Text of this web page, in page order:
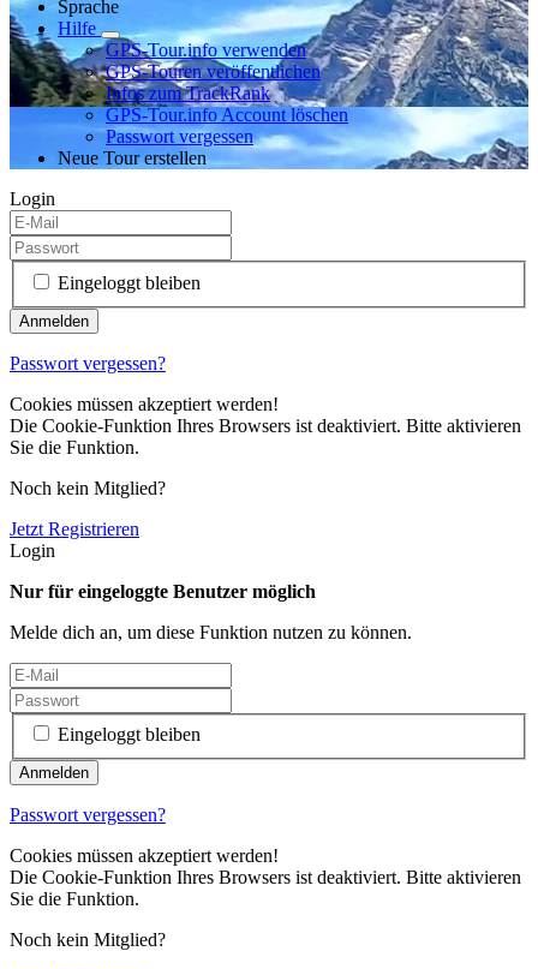
Sprache
Hilfe
GPS-Tour.info verwenden
GPS-Touren veröffentlichen
Infos zum TrackRank
GPS-Tour.info Account löschen
Passwort vergessen
Neue Tour erstellen
Login
Eingeloggt bleiben
Passwort vergessen?
Cookies müssen akzeptiert werden!
Die Cookie-Funktion Ihres Browsers ist deaktiviert. Bitte aktivieren
Sie die Funktion.
Noch kein Mitglied?
Jetzt Registrieren
Login
Nur für eingeloggte Benutzer möglich
Melde dich an, um diese Funktion nutzen zu können.
Eingeloggt bleiben
Passwort vergessen?
Cookies müssen akzeptiert werden!
Die Cookie-Funktion Ihres Browsers ist deaktiviert. Bitte aktivieren
Sie die Funktion.
Noch kein Mitglied?